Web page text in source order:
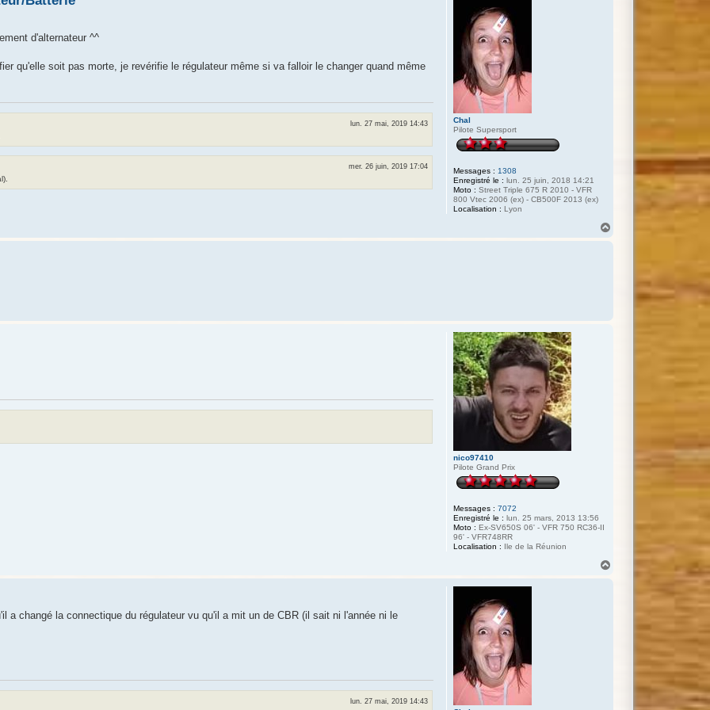
Chal
Pilote Supersport
Messages : 1308
Enregistré le : lun. 25 juin, 2018 14:21
Moto : Street Triple 675 R 2010 - VFR
800 Vtec 2006 (ex) - CB500F 2013 (ex)
Localisation : Lyon
d'alternateur ^^
qu'elle soit pas morte, je revérifie le régulateur même si va falloir le changer quand même
lun. 27 mai, 2019 14:43
mer. 26 juin, 2019 17:04
nico97410
Pilote Grand Prix
Messages : 7072
Enregistré le : lun. 25 mars, 2013 13:56
Moto : Ex-SV650S 06' - VFR 750 RC36-II
96' - VFR748RR
Localisation : Ile de la Réunion
a changé la connectique du régulateur vu qu'il a mit un de CBR (il sait ni l'année ni le
lun. 27 mai, 2019 14:43